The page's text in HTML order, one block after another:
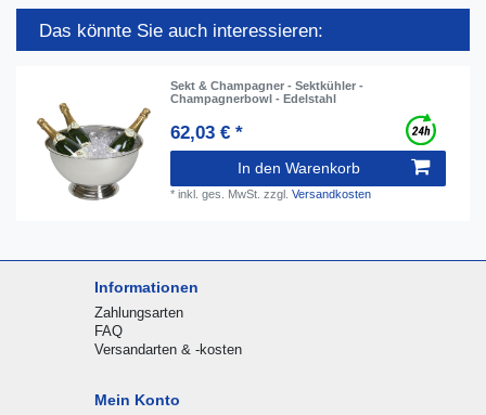
Das könnte Sie auch interessieren:
Sekt & Champagner - Sektkühler -
Champagnerbowl - Edelstahl
62,03 € *
In den Warenkorb
*inkl. ges. MwSt. zzgl.Versandkosten
Informationen
Zahlungsarten
FAQ
Versandarten & -kosten
Mein Konto